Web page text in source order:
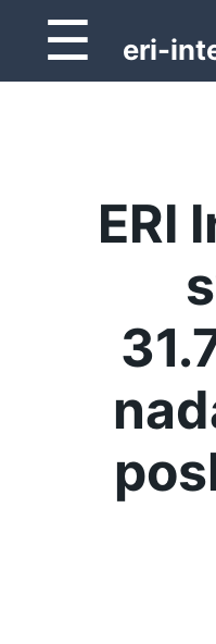
☰ eri-
ERI